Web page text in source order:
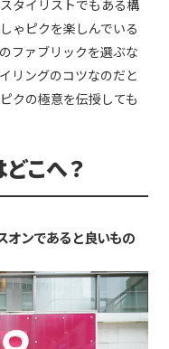
タイリストでもある構
ゃピクを楽しんでいる
ファブリックを選ぶな
リングのコツなのだと
クの極意を伝授しても
こへ？
オンであると良いもの